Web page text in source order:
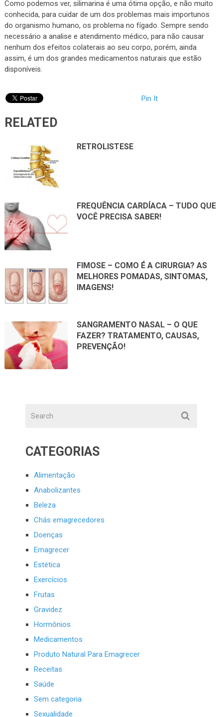
Como podemos ver, silimarina é uma ótima opção, e não muito
conhecida, para cuidar de um dos problemas mais importunos
do organismo humano, os problema no fígado. Sempre sendo
necessário a analise e atendimento médico, para não causar
nenhum dos efeitos colaterais ao seu corpo, porém, ainda
assim, é um dos grandes medicamentos naturais que estão
disponíveis.
Pin It
RELATED
RETROLISTESE
FREQUÊNCIA CARDÍACA – TUDO QUE
VOCÊ PRECISA SABER!
FIMOSE – COMO É A CIRURGIA? AS
MELHORES POMADAS, SINTOMAS,
IMAGENS!
SANGRAMENTO NASAL – O QUE
FAZER? TRATAMENTO, CAUSAS,
PREVENÇÃO!
CATEGORIAS
Alimentação
Anabolizantes
Beleza
Chás emagrecedores
Doenças
Emagrecer
Estética
Exercícios
Frutas
Gravidez
Hormônios
Medicamentos
Produto Natural Para Emagrecer
Receitas
Saúde
Sem categoria
Sexualidade